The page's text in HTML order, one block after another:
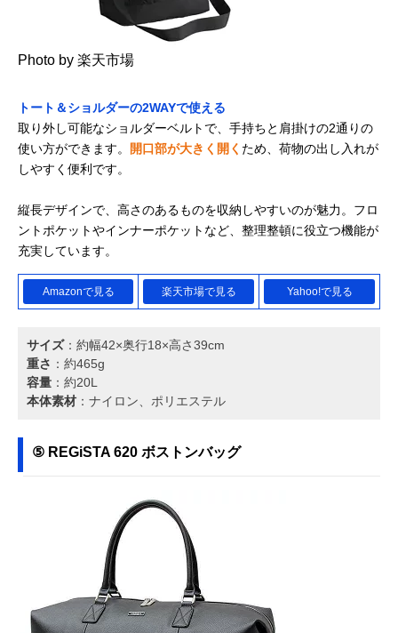
Photo by 楽天市場
トート＆ショルダーの2WAYで使える
取り外し可能なショルダーベルトで、手持ちと肩掛けの2通りの
使い方ができます。
開口部が大きく開く ため、荷物の出し入れが
しやすく便利です。
縦長デザインで、高さのあるものを収納しやすいのが魅力。フロ
ントポケットやインナーポケットなど、整理整頓に役立つ機能が
充実しています。
Amazonで見る 楽天市場で見る Yahoo!で見る
サイズ：約幅42×奥行18×高さ39cm
重さ ：約465g
容量 ：約20L
本体素材 ：ナイロン、ポリエステル
⑤ REGiSTA 620 ボストンバッグ